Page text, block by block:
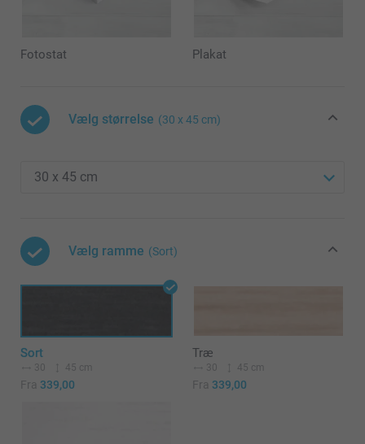
Fotostat Plakat
Vælg størrelse (30 x 45 cm)
Vælg ramme (Sort)
Sort
30 45 cm
Fra 339,00
Træ
30 45 cm
Fra 339,00